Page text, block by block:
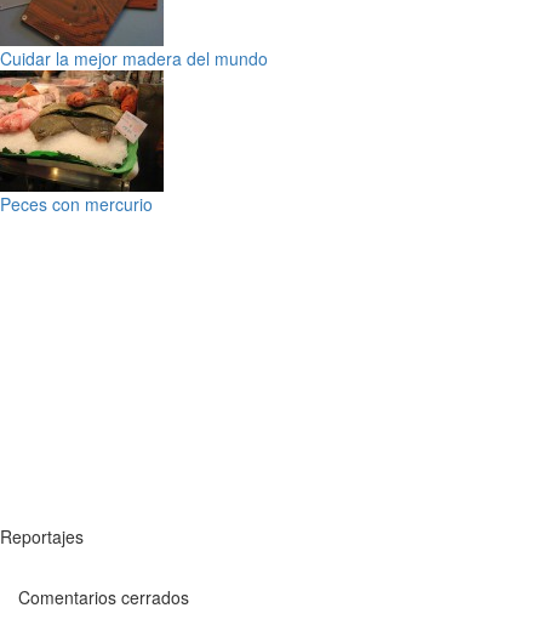
Cuidar la mejor madera del mundo
Peces con mercurio
Reportajes
Comentarios cerrados